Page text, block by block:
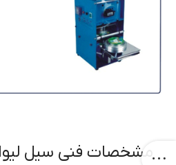
مشخصات فنی سیل